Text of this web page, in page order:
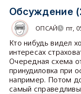
Обсуждение
ОПСАЙ пт,
Кто нибудь видел
интересах
Очередная схема
принудиловка при
например. Потом
самый